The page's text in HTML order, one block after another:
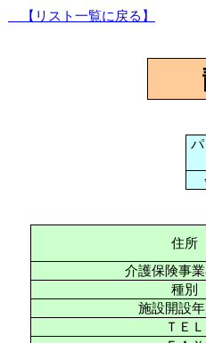
【リスト一覧に戻る】
住所
介護保険事
種別
施設開設
ＴＥＬ